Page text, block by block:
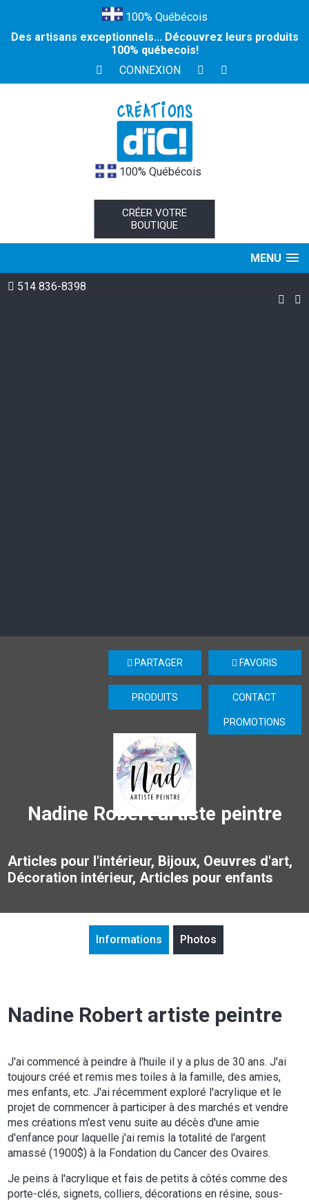
100% Québécois
Des artisans exceptionnels... Découvrez leurs produits
100% québecois!
CONNEXION
100% Québécois
CRÉER VOTRE
BOUTIQUE
MENU
514 836-8398
Nadine Robert artiste peintre
Articles pour l'intérieur, Bijoux, Oeuvres d'art,
Décoration intérieur, Articles pour enfants
FAVORIS
PARTAGER
CONTACT
PRODUITS
PROMOTIONS
Informations Photos
Nadine Robert artiste peintre
J'ai commencé à peindre à l'huile il y a plus de 30 ans. J'ai
toujours créé et remis mes toiles à la famille, des amies,
mes enfants, etc. J'ai récemment exploré l'acrylique et le
projet de commencer à participer à des marchés et vendre
mes créations m'est venu suite au décès d'une amie
d'enfance pour laquelle j'ai remis la totalité de l'argent
amassé (1900$) à la Fondation du Cancer des Ovaires.
Je peins à l'acrylique et fais de petits à côtés comme des
porte-clés, signets, colliers, décorations en résine, sous-